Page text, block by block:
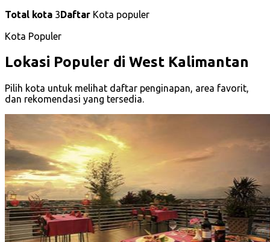
Total kota 3Daftar Kota populer
Kota Populer
Lokasi Populer di West Kalimantan
Pilih kota untuk melihat daftar penginapan, area favorit,
dan rekomendasi yang tersedia.